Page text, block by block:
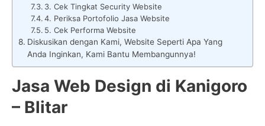
3. Cek Tingkat Security Website
4. Periksa Portofolio Jasa Website
5. Cek Performa Website
Diskusikan dengan Kami, Website Seperti Apa Yang
Anda Inginkan, Kami Bantu Membangunnya!
Jasa Web Design di Kanigoro
– Blitar